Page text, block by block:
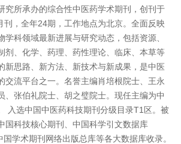
究所承办的综合性中医药学术期刊，创刊于
刊，全年24期，工作地点为北京。全面反映
学科领域最新进展与研究动态，包括资源、
剂、化学、药理、药性理论、临床、本草等
新思路、新方法、新技术与新成果，是中医
交流平台之一。名誉主编肖培根院士、王永
、张伯礼院士、胡之璧院士。现任主编为中
入选中国中医药科技期刊分级目录T1区。被
国科技核心期刊、中国科学引文数据库
国学术期刊网络出版总库等各大数据库收录。